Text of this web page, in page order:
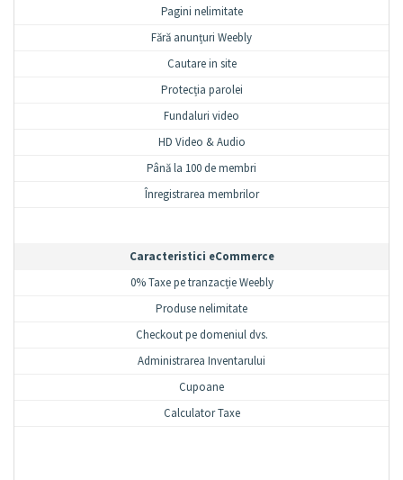
Pagini nelimitate
Fără anunțuri Weebly
Cautare in site
Protecția parolei
Fundaluri video
HD Video & Audio
Până la 100 de membri
Înregistrarea membrilor
Caracteristici eCommerce
0% Taxe pe tranzacție Weebly
Produse nelimitate
Checkout pe domeniul dvs.
Administrarea Inventarului
Cupoane
Calculator Taxe